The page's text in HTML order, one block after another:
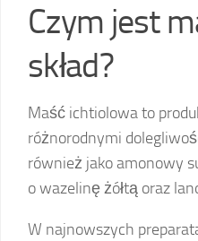
Czym jest
skład?
Maść ichtiolowa to
różnorodnymi
również jako amonowy
o wazelinę żółtą oraz
W najnowszych